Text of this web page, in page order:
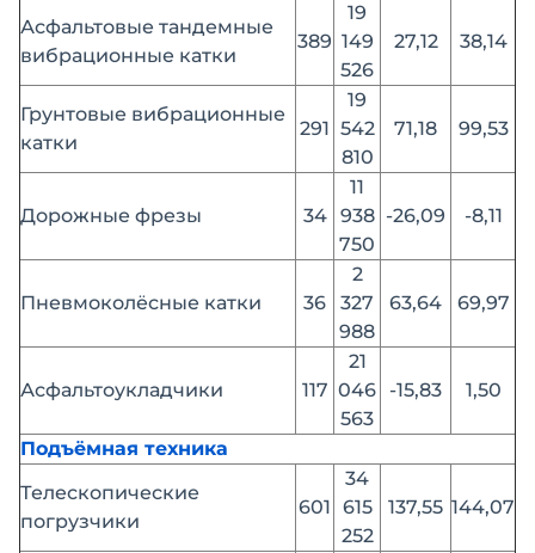
Асфальтовые тандемные
вибрационные катки
389
19
149
526
27,12 38,14
Грунтовые вибрационные
катки
291
19
542
810
71,18 99,53
Дорожные фрезы 34
11
938
750
-26,09 -8,11
Пневмоколёсные катки 36
2
327
988
63,64 69,97
Асфальтоукладчики 117
21
046
563
-15,83 1,50
Подъёмная техника
Телескопические
погрузчики
601
34
615
252
137,55 144,07